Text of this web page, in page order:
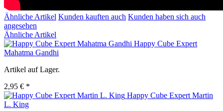
Ähnliche Artikel Kunden kauften auch Kunden haben sich auch
angesehen
Ähnliche Artikel
Happy Cube Expert
Mahatma Gandhi
Artikel auf Lager.
2,95 € *
Happy Cube Expert Martin
L. King